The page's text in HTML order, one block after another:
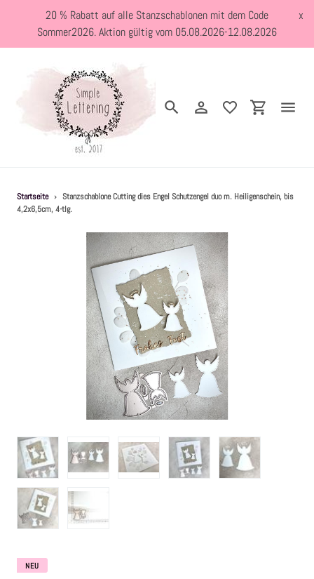
Inhalt
20 % Rabatt auf alle Stanzschablonen mit dem Code
Sommer2026. Aktion gültig vom 05.08.2026-12.08.2026
x
SuchenEinloggen
Stanzschablonen
Stempelkissen
Kartendeko Embellishments
Präge-, Universal- Maskierschablonen
Startseite › Stanzschablone Cutting dies Engel Schutzengel duo m. Heiligenschein, bis
4,2x6,5cm, 4-tlg.
NEU